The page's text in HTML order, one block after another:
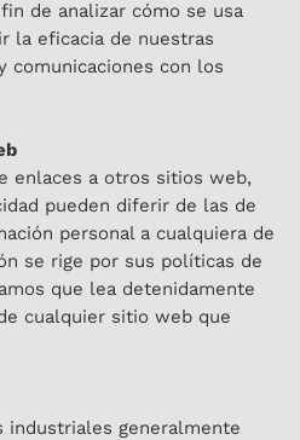
de analizar cómo se usa
la eficacia de nuestras
comunicaciones con los
enlaces a otros sitios web,
pueden diferir de las de
personal a cualquiera de
se rige por sus políticas de
que lea detenidamente
cualquier sitio web que
industriales generalmente